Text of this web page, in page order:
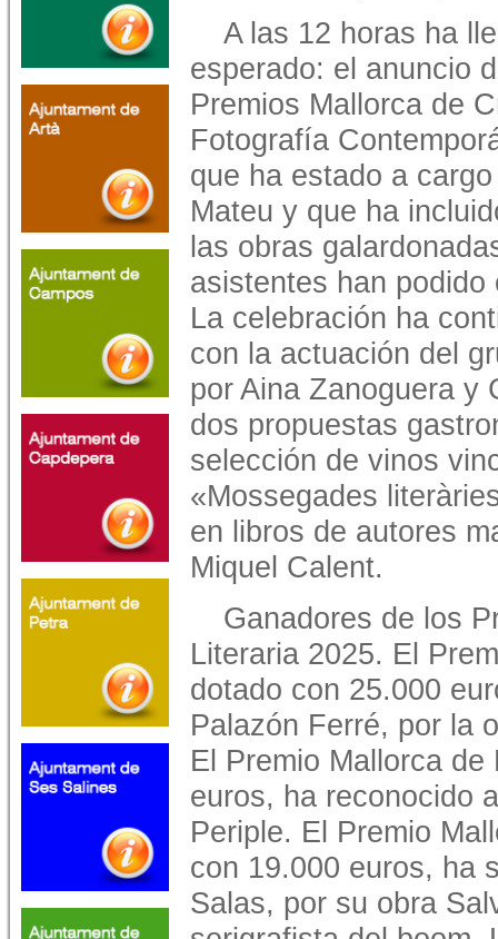
A las 12 horas ha
esperado: el anuncio
Premios Mallorca de
Fotografía
que ha estado a
Mateu y que ha
las obras
asistentes han
La celebración ha
con la actuación del
por Aina Zanoguera y
dos propuestas
selección de vinos
«Mossegades
en libros de autores
Miquel Calent.
Ganadores de los
Literaria 2025. El
dotado con 25.000
Palazón Ferré, por la
El Premio Mallorca
euros, ha reconocido
Periple. El Premio
con 19.000 euros, ha
Salas, por su obra